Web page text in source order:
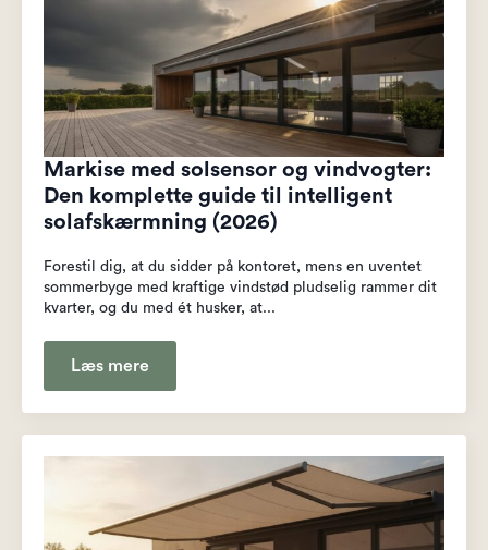
Markise med solsensor og vindvogter:
Den komplette guide til intelligent
solafskærmning (2026)
Forestil dig, at du sidder på kontoret, mens en uventet
sommerbyge med kraftige vindstød pludselig rammer dit
kvarter, og du med ét husker, at...
Læs mere